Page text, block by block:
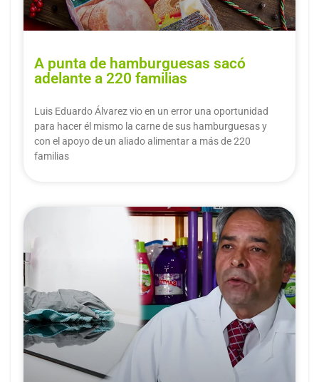
A punta de hamburguesas sacó
adelante a 220 familias
Luis Eduardo Álvarez vio en un error una oportunidad
para hacer él mismo la carne de sus hamburguesas y
con el apoyo de un aliado alimentar a más de 220
familias